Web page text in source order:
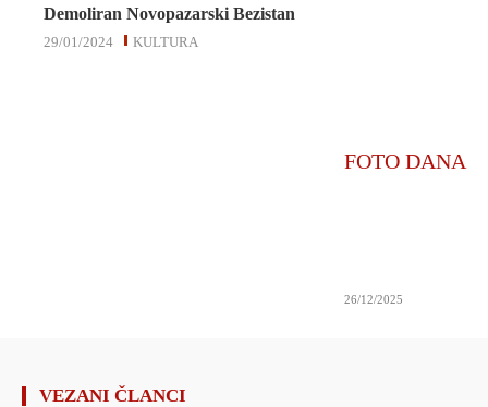
Demoliran Novopazarski Bezistan
KULTURA
29/01/2024
FOTO DANA
26/12/2025
VEZANI ČLANCI